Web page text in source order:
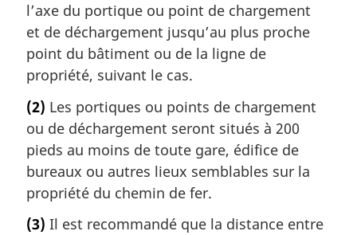
l’axe du portique ou point de chargement
et de déchargement jusqu’au plus proche
point du bâtiment ou de la ligne de
propriété, suivant le cas.
(2) Les portiques ou points de chargement
ou de déchargement seront situés à 200
pieds au moins de toute gare, édifice de
bureaux ou autres lieux semblables sur la
propriété du chemin de fer.
(3) Il est recommandé que la distance entre